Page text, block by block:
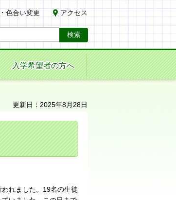
色合い変更 アクセス
入学希望者の方へ
更新日：2025年8月28日
れました。19名の生徒